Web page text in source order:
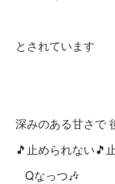
とされています
深みのある甘さで
🎵止められない🎵
Qなっつ🎶